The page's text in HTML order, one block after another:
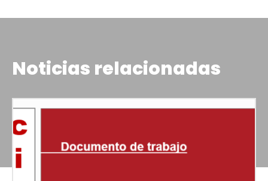
Noticias relacionadas